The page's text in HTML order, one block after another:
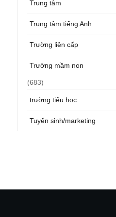
Trung tâm
Trung tâm tiếng Anh
Trường liên cấp
Trường mầm non
(683)
trường tiểu học
Tuyển sinh/marketing